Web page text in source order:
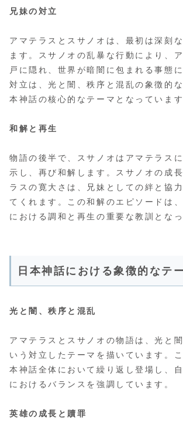
兄妹の対立
アマテラスとスサノオは、最初は深刻
ます。スサノオの乱暴な行動により、
戸に隠れ、世界が暗闇に包まれる事態
対立は、光と闇、秩序と混乱の象徴的
本神話の核心的なテーマとなっています
和解と再生
物語の後半で、スサノオはアマテラス
示し、再び和解します。スサノオの成
ラスの寛大さは、兄妹としての絆と協
てくれます。この和解のエピソードは
における調和と再生の重要な教訓となっ
日本神話における象徴的なテ
光と闇、秩序と混乱
アマテラスとスサノオの物語は、光と
いう対立したテーマを描いています。
本神話全体において繰り返し登場し、
におけるバランスを強調しています。
英雄の成長と贖罪